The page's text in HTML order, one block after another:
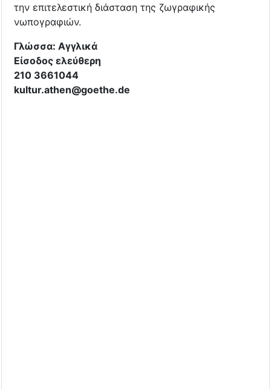
την επιτελεστική διάσταση της ζωγραφικής
νωπογραφιών.
Γλώσσα: Αγγλικά
Είσοδος ελεύθερη
210 3661044
kultur.athen@goethe.de